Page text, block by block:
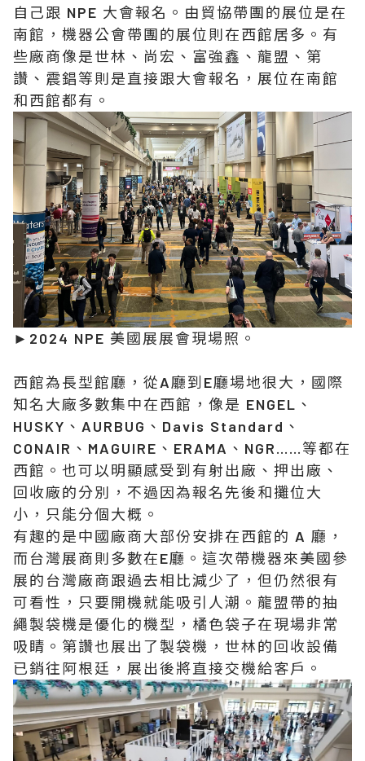
自己跟 NPE 大會報名。由貿協帶團的展位是在
南館，機器公會帶團的展位則在西館居多。有
些廠商像是世林、尚宏、富強鑫、龍盟、第
讚、震錩等則是直接跟大會報名，展位在南館
和西館都有。
►2024 NPE 美國展展會現場照。
西館為長型館廳，從A廳到E廳場地很大，國際
知名大廠多數集中在西館，像是 ENGEL、
HUSKY、AURBUG、Davis Standard、
CONAIR、MAGUIRE、ERAMA、NGR……等都在
西館。也可以明顯感受到有射出廠、押出廠、
回收廠的分別，不過因為報名先後和攤位大
小，只能分個大概。
有趣的是中國廠商大部份安排在西館的 A 廳，
而台灣展商則多數在E廳。這次帶機器來美國參
展的台灣廠商跟過去相比減少了，但仍然很有
可看性，只要開機就能吸引人潮。龍盟帶的抽
繩製袋機是優化的機型，橘色袋子在現場非常
吸睛。第讚也展出了製袋機，世林的回收設備
已銷往阿根廷，展出後將直接交機給客戶。